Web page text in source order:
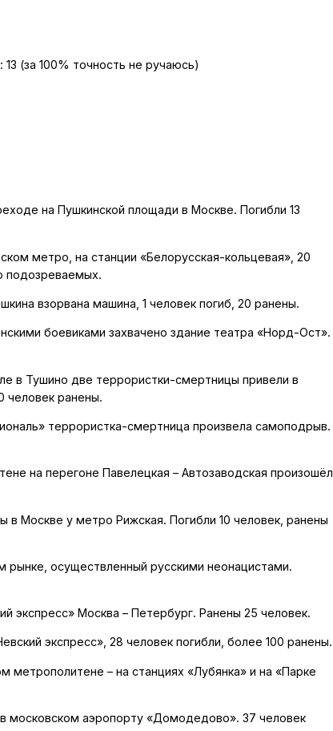
(за 100% точность не ручаюсь)
на Пушкинской площади в Москве. Погибли 13
метро, на станции «Белорусская-кольцевая», 20
подозреваемых.
взорвана машина, 1 человек погиб, 20 ранены.
боевиками захвачено здание театра «Норд-Ост».
в Тушино две террористки-смертницы привели в
человек ранены.
террористка-смертница произвела самоподрыв.
на перегоне Павелецкая – Автозаводская произошёл
в Москве у метро Рижская. Погибли 10 человек, ранены
рынке, осуществленный русскими неонацистами.
экспресс» Москва – Петербург. Ранены 25 человек.
экспресс», 28 человек погибли, более 100 ранены.
метрополитене – на станциях «Лубянка» и на «Парке
в московском аэропорту «Домодедово». 37 человек